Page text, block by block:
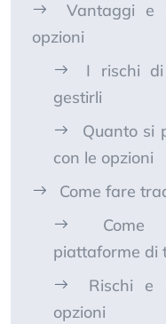
Vantaggi e
opzioni
I rischi di
gestirli
Quanto si
con le opzioni
Come fare
piattaforme di
Rischi e
opzioni